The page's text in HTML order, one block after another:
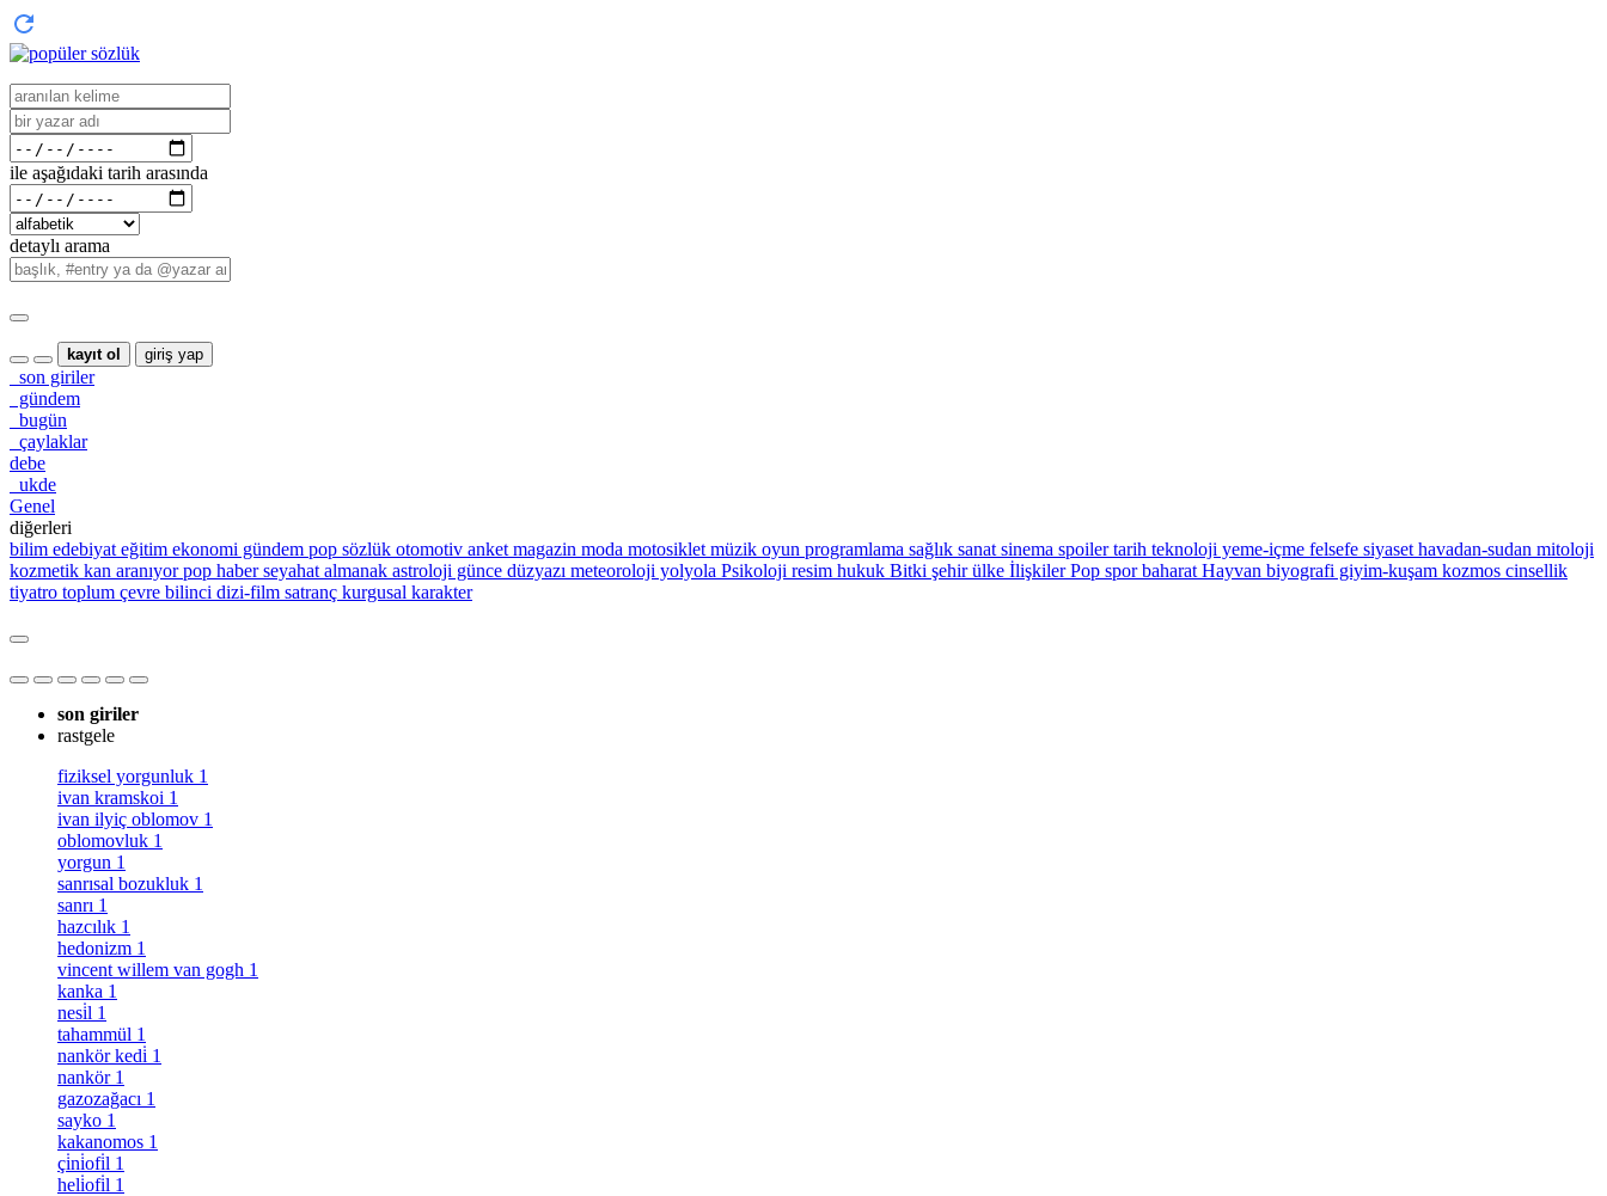
ile aşağıdaki tarih arasında
detaylı arama
kayıt ol giriş yap
son giriler
gündem
bugün
çaylaklar
debe
ukde
Genel
diğerleri
bilim edebiyat eğitim ekonomi gündem pop sözlük otomotiv anket magazin moda motosiklet müzik oyun programlama sağlık sanat sinema spoilertarih teknoloji yeme-içme felsefe siyaset havadan-sudan mitoloji
kozmetik kan aranıyorpop haberseyahat almanak astroloji günce düzyazı meteoroloji yolyola Psikoloji resim hukuk Bitki şehirülke İlişkilerPop sporbaharat Hayvan biyografi giyim-kuşam kozmos cinsellik
tiyatro toplum çevre bilinci dizi-film satranç kurgusal karakter
son giriler
rastgele
fiziksel yorgunluk 1
ivan kramskoi 1
ivan ilyiç oblomov 1
oblomovluk 1
yorgun 1
sanrısal bozukluk 1
sanrı 1
hazcılık 1
hedonizm 1
vincent willem van gogh 1
kanka 1
nesi̇l 1
tahammül 1
nankör kedi̇ 1
nankör 1
gazozağacı 1
sayko 1
kakanomos 1
çi̇ni̇ofi̇l 1
heli̇ofi̇l 1